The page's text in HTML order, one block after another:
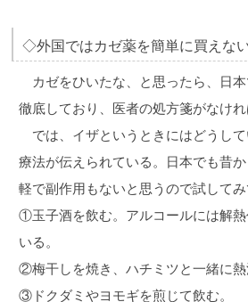
◇外国ではカゼ薬を簡単に買えな
カゼをひいたな、と思ったら、日
徹底しており、医者の処方箋がなけ
では、イザというときにはどうし
療法が伝えられている。日本でも昔
軽で副作用もないと思うので試してみ
①玉子酒を飲む。アルコールには解
いる。
②梅干しを焼き、ハチミツと一緒に熱
③ドクダミやヨモギを煎じて飲む。